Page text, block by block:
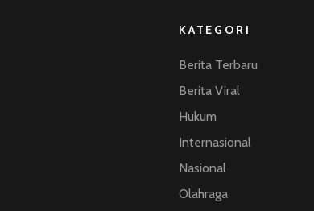
KATEGORI
Berita Terbaru
Berita Viral
Hukum
Internasional
Nasional
Olahraga